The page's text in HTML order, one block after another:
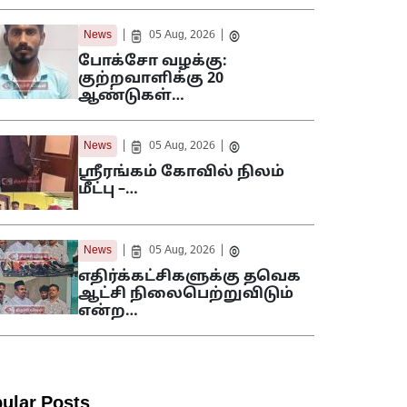
News 05 Aug, 2026
போக்சோ வழக்கு:
குற்றவாளிக்கு 20
ஆண்டுகள்…
News 05 Aug, 2026
ஸ்ரீரங்கம் கோவில் நிலம்
மீட்பு –…
News 05 Aug, 2026
எதிர்க்கட்சிகளுக்கு தவெக
ஆட்சி நிலைபெற்றுவிடும்
என்ற…